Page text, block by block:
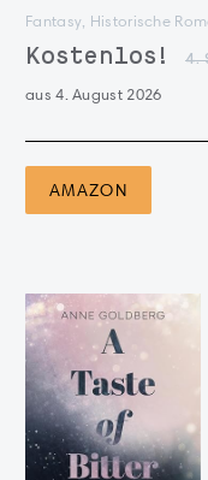
Fantasy, Historische
Kostenlos!
aus 4. August 2026
AMAZON